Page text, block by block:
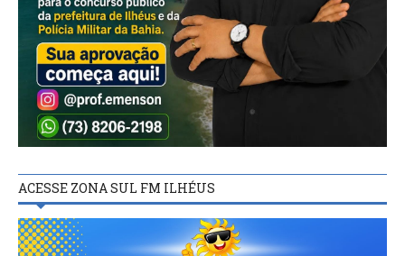
ACESSE ZONA SUL FM ILHÉUS